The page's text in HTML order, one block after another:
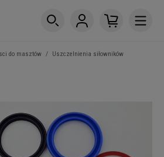
do masztów / Uszczelnienia siłowników